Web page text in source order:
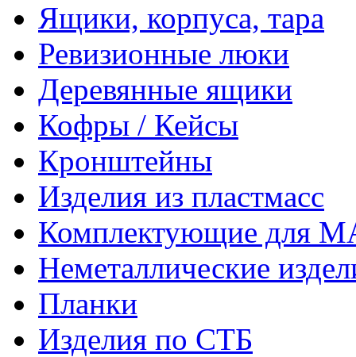
Ящики, корпуса, тара
Ревизионные люки
Деревянные ящики
Кофры / Кейсы
Кронштейны
Изделия из пластмасс
Комплектующие для
Неметаллические
Планки
Изделия по СТБ